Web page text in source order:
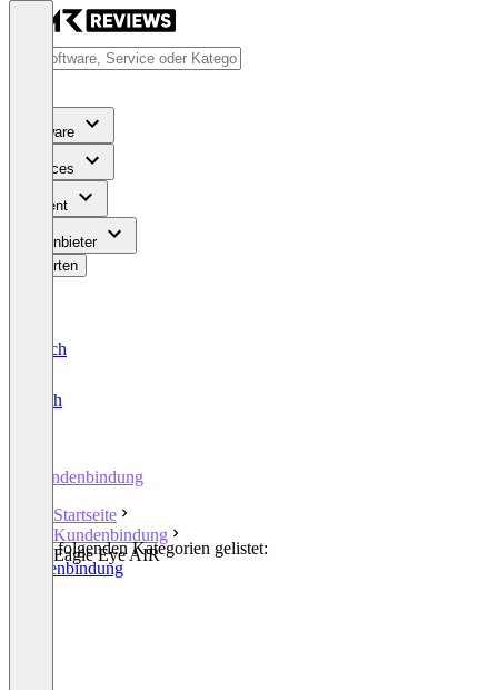
Software
Services
Content
Für Anbieter
Bewerten
Deutsch
English
Kundenbindung
Startseite
Kundenbindung
Eagle Eye AIR
In den folgenden Kategorien gelistet:
Kundenbindung